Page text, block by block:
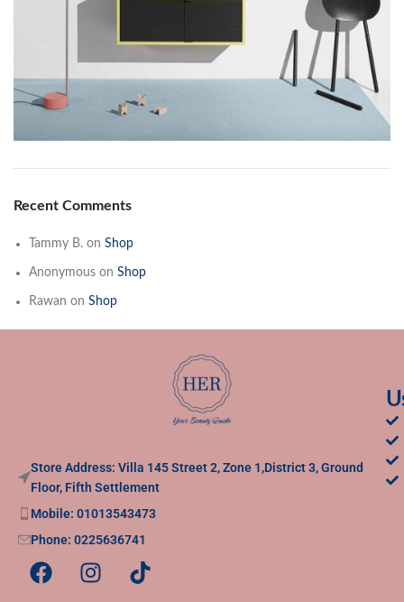
Recent Comments
Tammy B. on Shop
Anonymous on Shop
Rawan on Shop
Store Address: Villa 145 Street 2, Zone 1,District 3, Ground
Floor, Fifth Settlement
Mobile: 01013543473
Phone: 0225636741